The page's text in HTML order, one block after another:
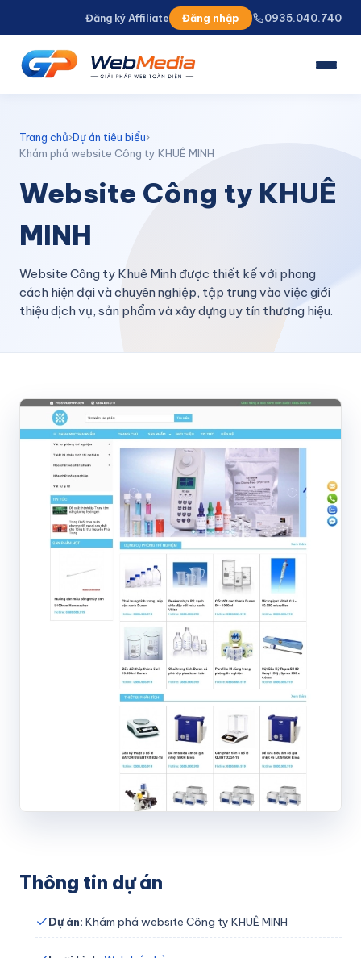
Đăng ký Affiliate Đăng nhập 0935.040.740
TRANG CHỦ
DỊCH VỤ
Thiết kế Website
Cho thuê Hosting
Thiết kế Landing Page
Quản trị Website
Tăng Like, Follow
Ghim địa chỉ Google Map
Cài đặt VPS/Server
DỰ ÁN TIÊU BIỂU
KHO GIAO DIỆN
Thiết kế website
SEO và Digital Marketing
Công nghệ và bảo mật
Công cụ hỗ trợ và hướng dẫn sử dụng
Khởi nghiệp và nghề nghiệp
LIÊN HỆ
Trang chủ›Dự án tiêu biểu›
Khám phá website Công ty KHUÊ MINH
Website Công ty KHUÊ
MINH
Website Công ty Khuê Minh được thiết kế với phong
cách hiện đại và chuyên nghiệp, tập trung vào việc giới
thiệu dịch vụ, sản phẩm và xây dựng uy tín thương hiệu.
Thông tin dự án
Dự án: Khám phá website Công ty KHUÊ MINH